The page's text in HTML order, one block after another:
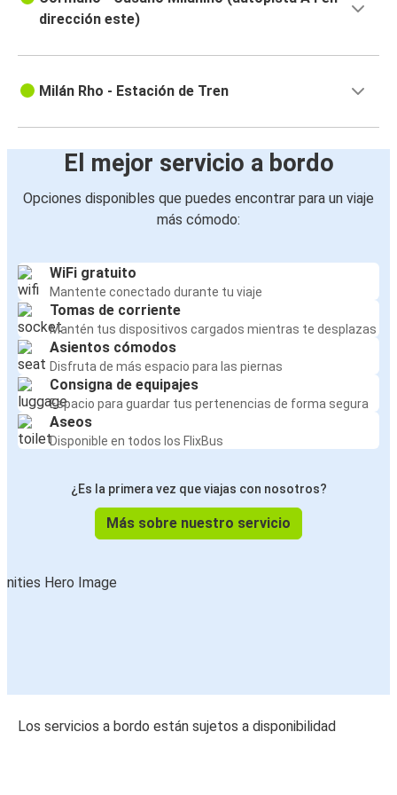
dirección este)
Milán Rho - Estación de Tren
El mejor servicio a bordo
Opciones disponibles que puedes encontrar para un viaje
más cómodo:
WiFi gratuito
Mantente conectado durante tu viaje
Tomas de corriente
Mantén tus dispositivos cargados mientras te desplazas
Asientos cómodos
Disfruta de más espacio para las piernas
Consigna de equipajes
Espacio para guardar tus pertenencias de forma segura
Aseos
Disponible en todos los FlixBus
¿Es la primera vez que viajas con nosotros?
Más sobre nuestro servicio
Los servicios a bordo están sujetos a disponibilidad